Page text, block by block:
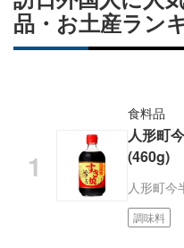
品・お土産ラン
食料品
人形町
(460g)
人形町今
調味料